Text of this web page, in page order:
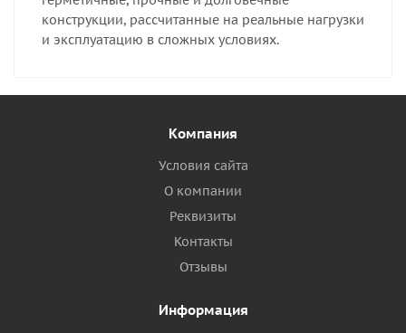
конструкции, рассчитанные на реальные нагрузки
и эксплуатацию в сложных условиях.
Компания
Условия сайта
О компании
Реквизиты
Контакты
Отзывы
Информация